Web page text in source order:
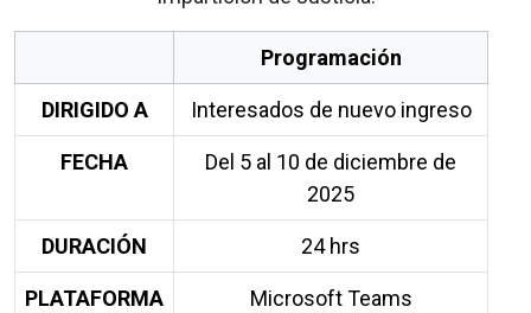
Programación
DIRIGIDO A Interesados de nuevo ingreso
FECHA
Del 5 al 10 de diciembre de
2025
DURACIÓN 24 hrs
PLATAFORMA Microsoft Teams